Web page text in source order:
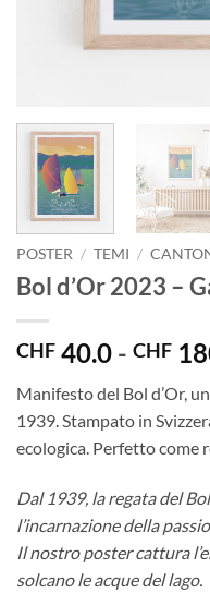
POSTER / TEMI /
Bol d’Or 2023 –
CHF 40.0 - CHF
Manifesto del Bol d’Or,
1939. Stampato in
ecologica. Perfetto come
Dal 1939, la regata del
l’incarnazione della
Il nostro poster cattura
solcano le acque del lago.